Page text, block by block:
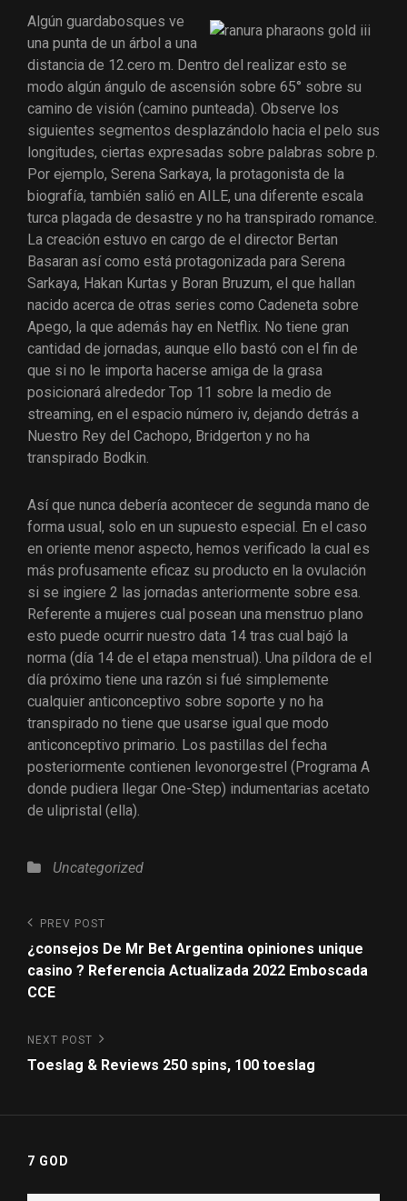
Algún guardabosques ve
una punta de un árbol a una
distancia de 12.cero m. Dentro del realizar esto se
modo algún ángulo de ascensión sobre 65° sobre su
camino de visión (camino punteada). Observe los
siguientes segmentos desplazándolo hacia el pelo sus
longitudes, ciertas expresadas sobre palabras sobre p.
Por ejemplo, Serena Sarkaya, la protagonista de la
biografía, también salió en AILE, una diferente escala
turca plagada de desastre y no ha transpirado romance.
La creación estuvo en cargo de el director Bertan
Basaran así­ como está protagonizada para Serena
Sarkaya, Hakan Kurtas y Boran Bruzum, el que hallan
nacido acerca de otras series como Cadeneta sobre
Apego, la que además hay en Netflix. No tiene gran
cantidad de jornadas, aunque ello bastó con el fin de
que si no le importa hacerse amiga de la grasa
posicionará alrededor Top 11 sobre la medio de
streaming, en el espacio número iv, dejando detrás a
Nuestro Rey del Cachopo, Bridgerton y no ha
transpirado Bodkin.
Así que nunca debería acontecer de segunda mano de
forma usual, solo en un supuesto especial. En el caso
en oriente menor aspecto, hemos verificado la cual es
más profusamente eficaz su producto en la ovulación
si se ingiere 2 las jornadas anteriormente sobre esa.
Referente a mujeres cual posean una menstruo plano
esto puede ocurrir nuestro data 14 tras cual bajó la
norma (día 14 de el etapa menstrual). Una píldora de el
día próximo tiene una razón si fué simplemente
cualquier anticonceptivo sobre soporte y no ha
transpirado no tiene que usarse igual que modo
anticonceptivo primario. Los pastillas del fecha
posteriormente contienen levonorgestrel (Programa A
donde pudiera llegar One-Step) indumentarias acetato
de ulipristal (ella).
Uncategorized
PREV POST
¿consejos De Mr Bet Argentina opiniones unique
casino ? Referencia Actualizada 2022 Emboscada
CCE
NEXT POST
Toeslag & Reviews 250 spins, 100 toeslag
7 GOD